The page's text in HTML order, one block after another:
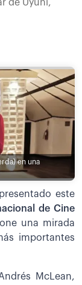
de Uyuni,
en una
este
de Cine
una mirada
importantes
McLean,